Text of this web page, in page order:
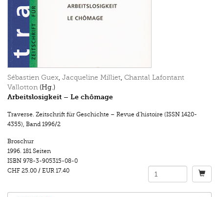
Sébastien Guex, Jacqueline Milliet, Chantal Lafontant
Vallotton (Hg.)
Arbeitslosigkeit – Le chômage
Traverse. Zeitschrift für Geschichte – Revue d’histoire (ISSN 1420-
4355), Band 1996/2
Broschur
1996. 181 Seiten
ISBN 978-3-905315-08-0
CHF 25.00 / EUR 17.40